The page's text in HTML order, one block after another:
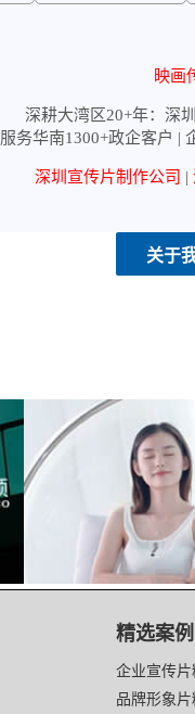
映画
深耕大湾区20+年：深
服务华南1300+政企客户 |
深圳宣传片制作公司 |
关于
精选案例
企业宣传片
品牌形象片